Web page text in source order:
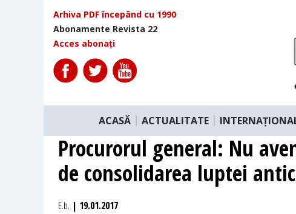
Arhiva PDF începând cu 1990
Abonamente Revista 22
Acces abonați
ACASĂ ACTUALITATE
Procurorul general: Nu
de consolidarea luptei
E.b. | 19.01.2017